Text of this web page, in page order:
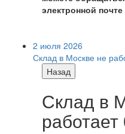
электронной почте
2 июля 2026
Склад в Москве не
Назад
Склад в